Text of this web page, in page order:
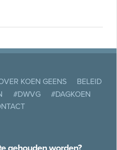
KOEN GEENS
BELEID
#DWVG
#DAGKOEN